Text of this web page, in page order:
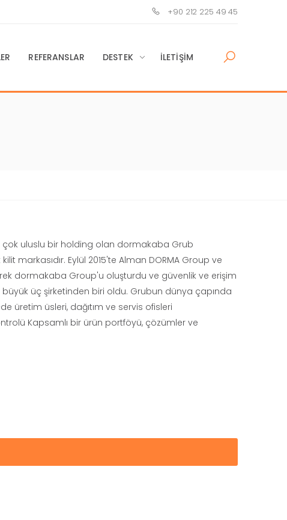
+90 212 225 49 45
REFERANSLAR DESTEK İLETIŞIM
çok uluslu bir holding olan dormakaba Grub
markasıdır. Eylül 2015'te Alman DORMA Group ve
dormakaba Group'u oluşturdu ve güvenlik ve erişim
üç şirketinden biri oldu. Grubun dünya çapında
üretim üsleri, dağıtım ve servis ofisleri
Kapsamlı bir ürün portföyü, çözümler ve